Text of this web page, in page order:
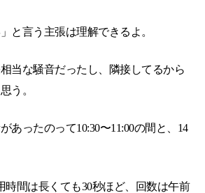
と言う主張は理解できるよ。
当な騒音だったし、隣接してるから
う。
あったのって10:30〜11:00の間と、14
時間は長くても30秒ほど、回数は午前